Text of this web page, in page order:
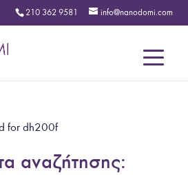
210 362 9581 info@nanodomi.com
for dh200f
αναζήτησης: